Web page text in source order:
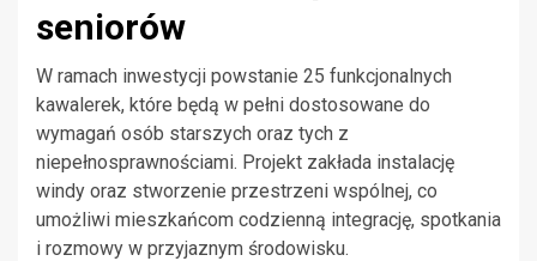
seniorów
W ramach inwestycji powstanie 25 funkcjonalnych
kawalerek, które będą w pełni dostosowane do
wymagań osób starszych oraz tych z
niepełnosprawnościami. Projekt zakłada instalację
windy oraz stworzenie przestrzeni wspólnej, co
umożliwi mieszkańcom codzienną integrację, spotkania
i rozmowy w przyjaznym środowisku.